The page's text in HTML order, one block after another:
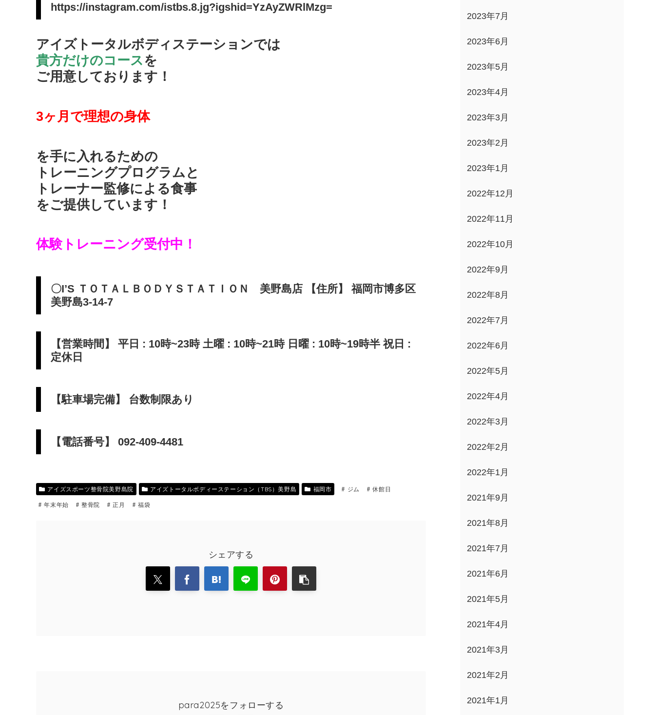
https://instagram.com/istbs.8.jg?igshid=YzAyZWRlMzg=
アイズトータルボディステーションでは
貴方だけのコースを
ご用意しております！
3ヶ月で理想の身体
を手に入れるための
トレーニングプログラムと
トレーナー監修による食事
をご提供しています！
体験トレーニング受付中！
〇I’S ＴＯＴＡＬＢＯＤＹＳＴＡＴＩＯＮ 美野島店 【住所】 福岡市博多区
美野島3-14-7
【営業時間】 平日 : 10時~23時 土曜 : 10時~21時 日曜 : 10時~19時半 祝日 :
定休日
【駐車場完備】 台数制限あり
【電話番号】 092-409-4481
アイズスポーツ整骨院美野島院 アイズトータルボディーステーション（TBS）美野島 福岡市 ジム 休館日
年末年始 整骨院 正月 福袋
シェアする
para2025をフォローする
2023年7月
2023年6月
2023年5月
2023年4月
2023年3月
2023年2月
2023年1月
2022年12月
2022年11月
2022年10月
2022年9月
2022年8月
2022年7月
2022年6月
2022年5月
2022年4月
2022年3月
2022年2月
2022年1月
2021年9月
2021年8月
2021年7月
2021年6月
2021年5月
2021年4月
2021年3月
2021年2月
2021年1月